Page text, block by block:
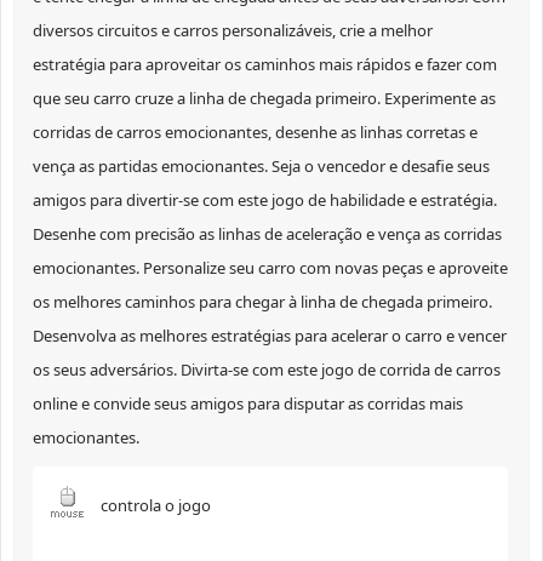
diversos circuitos e carros personalizáveis, crie a melhor
estratégia para aproveitar os caminhos mais rápidos e fazer com
que seu carro cruze a linha de chegada primeiro. Experimente as
corridas de carros emocionantes, desenhe as linhas corretas e
vença as partidas emocionantes. Seja o vencedor e desafie seus
amigos para divertir-se com este jogo de habilidade e estratégia.
Desenhe com precisão as linhas de aceleração e vença as corridas
emocionantes. Personalize seu carro com novas peças e aproveite
os melhores caminhos para chegar à linha de chegada primeiro.
Desenvolva as melhores estratégias para acelerar o carro e vencer
os seus adversários. Divirta-se com este jogo de corrida de carros
online e convide seus amigos para disputar as corridas mais
emocionantes.
controla o jogo